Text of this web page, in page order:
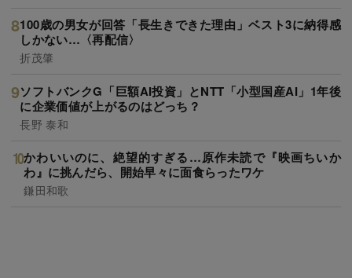
100歳の男女が回答「長生きできた理由」ベスト3に納得感
しかない…〈再配信〉
折茂肇
ソフトバンクG「巨額AI投資」とNTT「小型国産AI」1年後
に企業価値が上がるのはどっち？
長野 泰和
かわいいのに、絶望的すぎる…原作未読で『映画ちいか
わ』に挑んだら、開始早々に面食らったワケ
鎌田和歌